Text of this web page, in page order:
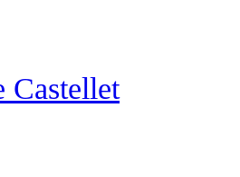
Castellet